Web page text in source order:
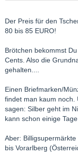
Der Preis für den
80 bis 85 EURO!
Brötchen bekommst
Cents. Also die
gehalten....
Einen Briefmarken/
findet man kaum noch.
sagen: Silber geht im
kann schon einige Tage
Aber:
bis Vorarlberg